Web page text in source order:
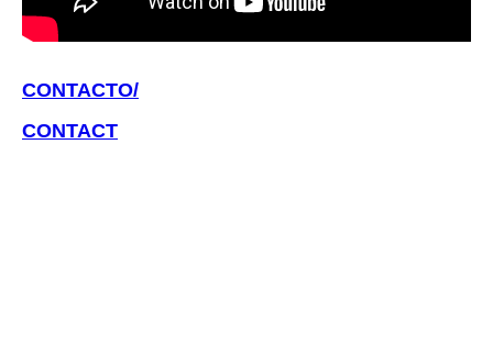
CONTACTO/
CONTACT